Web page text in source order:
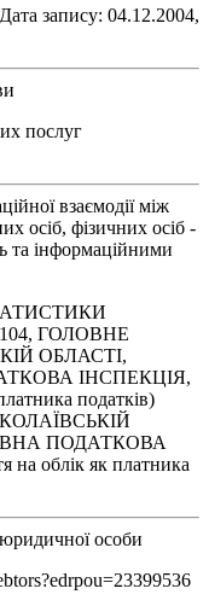
запису: 04.12.2004,
послуг
взаємодії між
осіб, фізичних осіб -
та інформаційними
ГОЛОВНЕ
ОБЛАСТІ,
ІНСПЕКЦІЯ,
податків)
ПОДАТКОВА
на облік як платника
особи